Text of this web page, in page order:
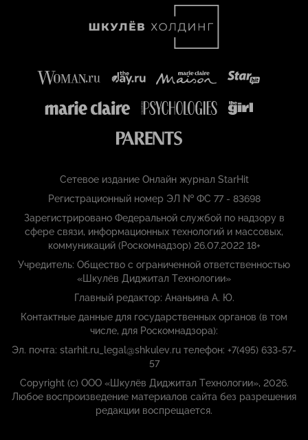
Сетевое издание Онлайн журнал StarHit
Регистрационный номер ЭЛ № ФС 77 - 83698
Зарегистрировано Федеральной службой по надзору в
сфере связи, информационных технологий и массовых,
коммуникаций (Роскомнадзор) 26.07.2022 18+
Учредитель: Общество с ограниченной ответственностью
«Шкулёв Диджитал Технологии»
Главный редактор: Ананьина А. Ю.
Контактные данные для государственных органов (в том
числе, для Роскомнадзора):
Эл. почта: starhit.ru_legal@shkulev.ru телефон: +7(495) 633-57-
57
Copyright (с) ООО «Шкулёв Диджитал Технологии», 2026.
Любое воспроизведение материалов сайта без разрешения
редакции воспрещается.